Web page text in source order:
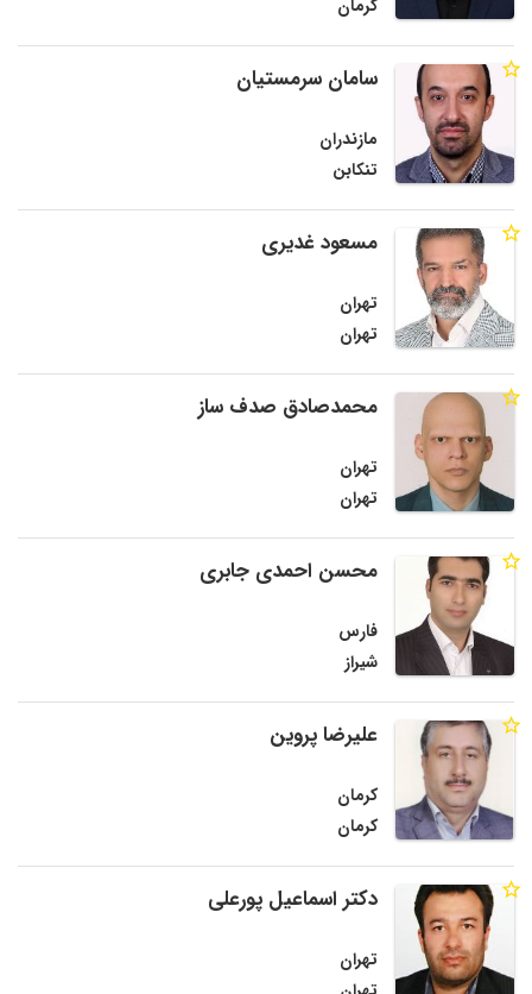
کرمان
سامان سرمستیان
مازندران
تنکابن
مسعود غدیری
تهران
تهران
محمدصادق صدف ساز
تهران
تهران
محسن احمدی جابری
فارس
شیراز
علیرضا پروین
کرمان
کرمان
دکتر اسماعیل پورعلی
تهران